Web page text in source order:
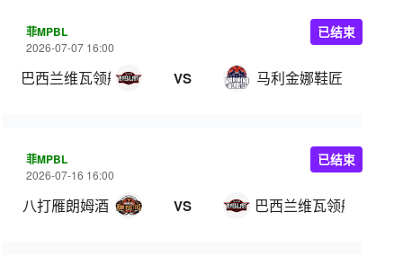
菲MPBL
2026-07-07 16:00
巴西兰维瓦领航 VS 马利金娜鞋匠
已结束
菲MPBL
2026-07-16 16:00
八打雁朗姆酒 VS 巴西兰维瓦领航
已结束